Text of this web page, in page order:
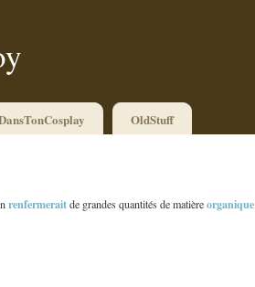
OldStuff
renfermeraitde grandes quantités de matièreorganique